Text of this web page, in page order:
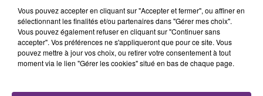
5h52
5h52 5h49
5h49
Vous pouvez accepter en cliquant sur "Accepter et fermer", ou affiner en
sélectionnant les finalités et/ou partenaires dans "Gérer mes choix".
Vous pouvez également refuser en cliquant sur "Continuer sans
accepter". Vos préférences ne s'appliqueront que pour ce site. Vous
pouvez mettre à jour vos choix, ou retirer votre consentement à tout
moment via le lien "Gérer les cookies" situé en bas de chaque page.